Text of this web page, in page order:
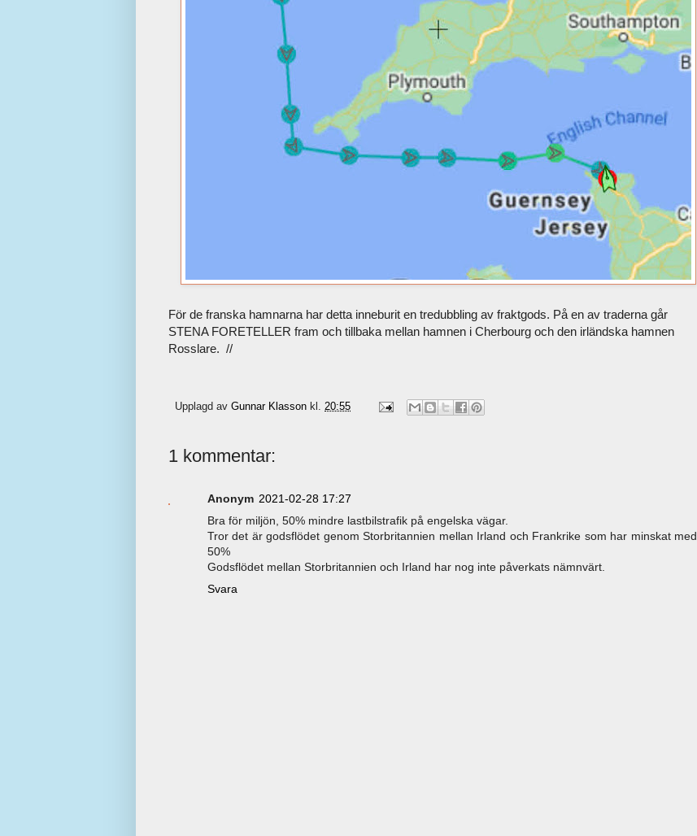
För de franska hamnarna har detta inneburit en tredubbling av fraktgods. På en av traderna går
STENA FORETELLER fram och tillbaka mellan hamnen i Cherbourg och den irländska hamnen
Rosslare. //
Upplagd av Gunnar Klasson kl. 20:55
1 kommentar:
Anonym 2021-02-28 17:27
Bra för miljön, 50% mindre lastbilstrafik på engelska vägar.
Tror det är godsflödet genom Storbritannien mellan Irland och Frankrike som har minskat med
50%
Godsflödet mellan Storbritannien och Irland har nog inte påverkats nämnvärt.
Svara